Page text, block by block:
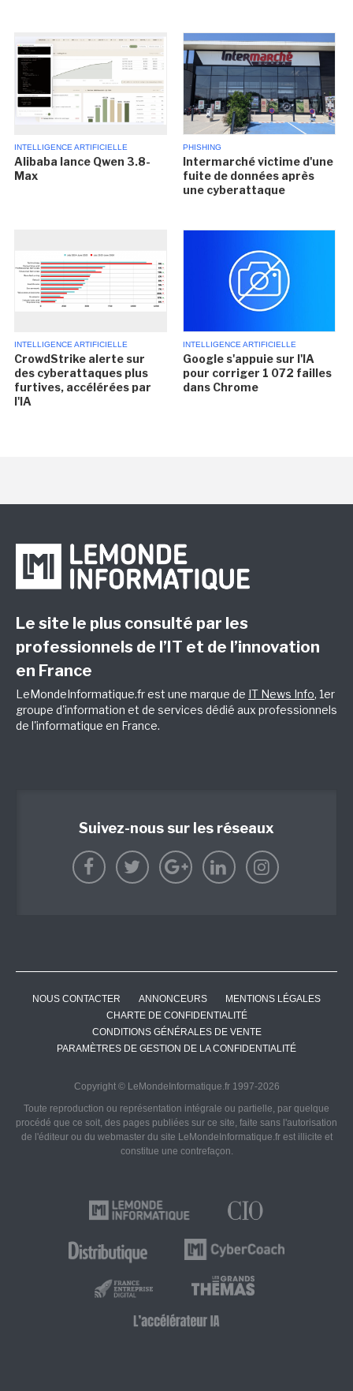
INTELLIGENCE ARTIFICIELLE
Alibaba lance Qwen 3.8-
Max
PHISHING
Intermarché victime d'une
fuite de données après
une cyberattaque
INTELLIGENCE ARTIFICIELLE
CrowdStrike alerte sur
des cyberattaques plus
furtives, accélérées par
l'IA
INTELLIGENCE ARTIFICIELLE
Google s'appuie sur l'IA
pour corriger 1 072 failles
dans Chrome
Le site le plus consulté par les
professionnels de l’IT et de l’innovation
en France
LeMondeInformatique.fr est une marque de IT News Info, 1er
groupe d'information et de services dédié aux professionnels
de l'informatique en France.
Suivez-nous sur les réseaux
NOUS CONTACTER ANNONCEURS
MENTIONS LÉGALES
CHARTE DE CONFIDENTIALITÉ
CONDITIONS GÉNÉRALES DE VENTE
PARAMÈTRES DE GESTION DE LA CONFIDENTIALITÉ
Copyright © LeMondeInformatique.fr 1997-2026
Toute reproduction ou représentation intégrale ou partielle, par quelque
procédé que ce soit, des pages publiées sur ce site, faite sans l'autorisation
de l'éditeur ou du webmaster du site LeMondeInformatique.fr est illicite et
constitue une contrefaçon.